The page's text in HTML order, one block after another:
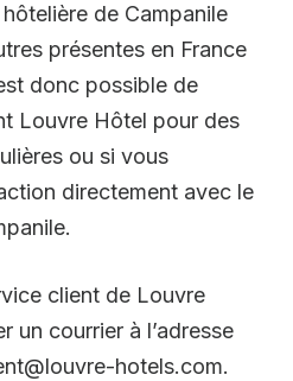
de Campanile
présentes en France
donc possible de
Louvre Hôtel pour des
ou si vous
directement avec le
client de Louvre
un courrier à l’adresse
hotels.com.